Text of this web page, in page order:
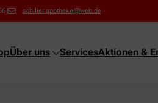
schiller.apotheke@web.de
Über uns ServicesAktionen &